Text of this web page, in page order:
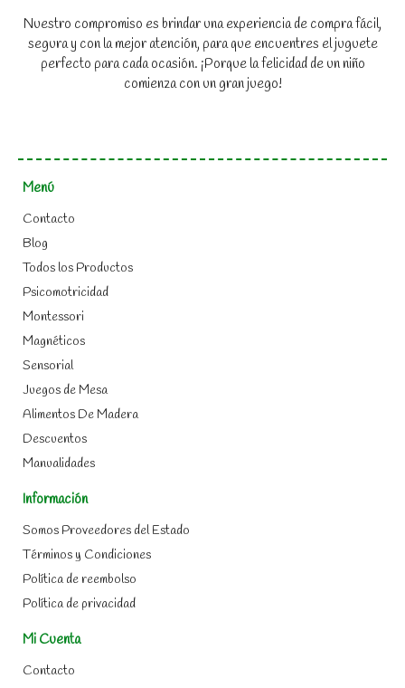
Nuestro compromiso es brindar una experiencia de compra fácil,
segura y con la mejor atención, para que encuentres el juguete
perfecto para cada ocasión. ¡Porque la felicidad de un niño
comienza con un gran juego!
Menú
Contacto
Blog
Todos los Productos
Psicomotricidad
Montessori
Magnéticos
Sensorial
Juegos de Mesa
Alimentos De Madera
Descuentos
Manualidades
Información
Somos Proveedores del Estado
Términos y Condiciones
Política de reembolso
Política de privacidad
Mi Cuenta
Contacto